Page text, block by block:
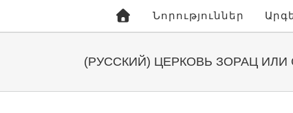
Նորություններ
(РУССКИЙ) ЦЕРКОВЬ ЗОРАЦ ИЛИ